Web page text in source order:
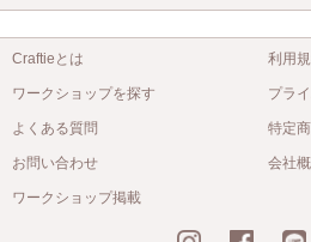
Craftieとは
ワークショップを探す
よくある質問
お問い合わせ
ワークショップ掲載
利用
プラ
特定
会社